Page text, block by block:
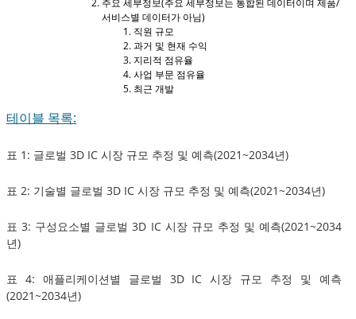
서비스별 데이터가 아님)
직원 규모
과거 및 현재 수익
지리적 점유율
사업 부문 점유율
최근 개발
테이블 목록:
표 1: 글로벌 3D IC 시장 규모 추정 및 예측(2021~2034년)
표 2: 기술별 글로벌 3D IC 시장 규모 추정 및 예측(2021~2034년)
표 3: 구성요소별 글로벌 3D IC 시장 규모 추정 및 예측(2021~2034
년)
표 4: 애플리케이션별 글로벌 3D IC 시장 규모 추정 및 예측
(2021~2034년)